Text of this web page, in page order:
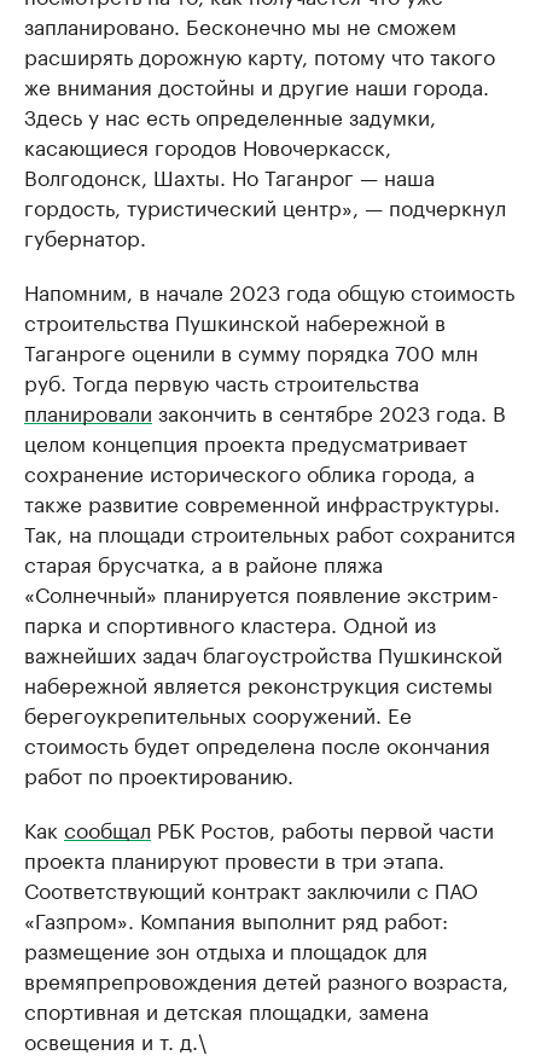
запланировано. Бесконечно мы не сможем
расширять дорожную карту, потому что такого
же внимания достойны и другие наши города.
Здесь у нас есть определенные задумки,
касающиеся городов Новочеркасск,
Волгодонск, Шахты. Но Таганрог — наша
гордость, туристический центр», — подчеркнул
губернатор.
Напомним, в начале 2023 года общую стоимость
строительства Пушкинской набережной в
Таганроге оценили в сумму порядка 700 млн
руб. Тогда первую часть строительства
планировали закончить в сентябре 2023 года. В
целом концепция проекта предусматривает
сохранение исторического облика города, а
также развитие современной инфраструктуры.
Так, на площади строительных работ сохранится
старая брусчатка, а в районе пляжа
«Солнечный» планируется появление экстрим-
парка и спортивного кластера. Одной из
важнейших задач благоустройства Пушкинской
набережной является реконструкция системы
берегоукрепительных сооружений. Ее
стоимость будет определена после окончания
работ по проектированию.
Как сообщал РБК Ростов, работы первой части
проекта планируют провести в три этапа.
Соответствующий контракт заключили с ПАО
«Газпром». Компания выполнит ряд работ:
размещение зон отдыха и площадок для
времяпрепровождения детей разного возраста,
спортивная и детская площадки, замена
освещения и т. д.\